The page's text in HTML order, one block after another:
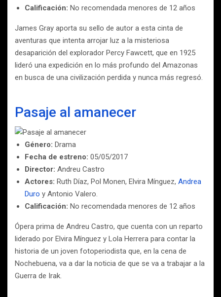
Calificación: No recomendada menores de 12 años
James Gray aporta su sello de autor a esta cinta de
aventuras que intenta arrojar luz a la misteriosa
desaparición del explorador Percy Fawcett, que en 1925
lideró una expedición en lo más profundo del Amazonas
en busca de una civilización perdida y nunca más regresó.
Pasaje al amanecer
Género: Drama
Fecha de estreno: 05/05/2017
Director: Andreu Castro
Actores: Ruth Díaz, Pol Monen, Elvira Mínguez, Andrea
Duro y Antonio Valero.
Calificación: No recomendada menores de 12 años
Ópera prima de Andreu Castro, que cuenta con un reparto
liderado por Elvira Mínguez y Lola Herrera para contar la
historia de un joven fotoperiodista que, en la cena de
Nochebuena, va a dar la noticia de que se va a trabajar a la
Guerra de Irak.